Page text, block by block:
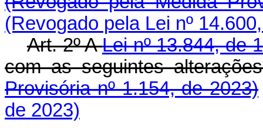
(Revogado pela Lei nº
Art. 2º ALei nº 13.844, de
com as seguintes
Provisória nº 1.154, de 2023)
de 2023)